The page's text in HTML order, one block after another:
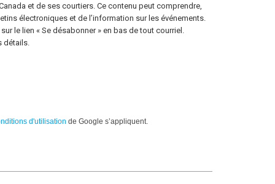
et de ses courtiers. Ce contenu peut comprendre,
électroniques et de l’information sur les événements.
le lien « Se désabonner » en bas de tout courriel.
détails.
d'utilisation de Google s’appliquent.